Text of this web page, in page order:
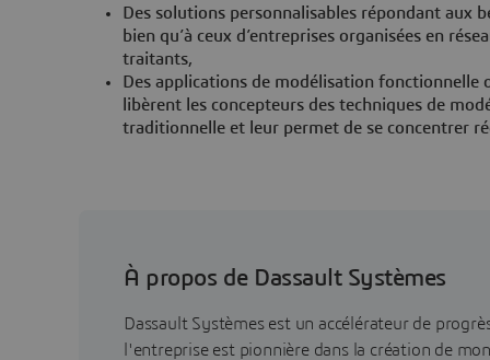
Des solutions personnalisables répondant aux
bien qu’à ceux d’entreprises organisées en
traitants,
Des applications de modélisation fonctionnelle
libèrent les concepteurs des techniques de
traditionnelle et leur permet de se concentrer
À propos de Dassault Systèmes
Dassault Systèmes est un accélérateur de
l'entreprise est pionnière dans la création de